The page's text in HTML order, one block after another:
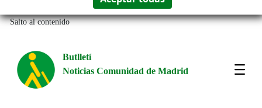
Salto al contenido
Butlletí
Noticias Comunidad de Madrid